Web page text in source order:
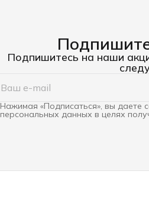
Подпишитесь на наши
Нажимая «Подписаться», вы даете
персональных данных в целях